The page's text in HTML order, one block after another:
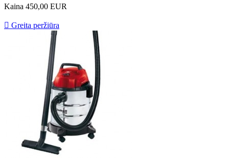
Kaina 450,00 EUR
 Greita peržiūra